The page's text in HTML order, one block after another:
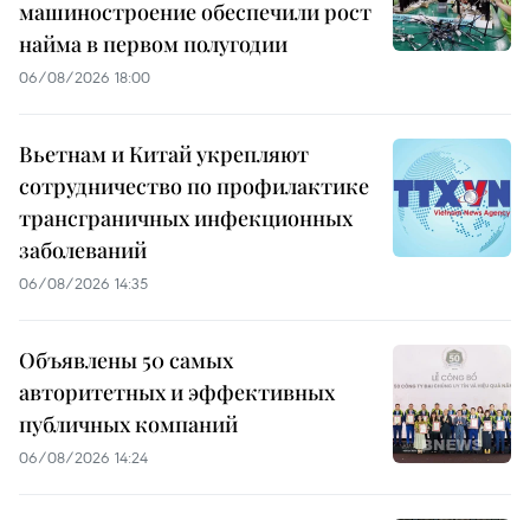
машиностроение обеспечили рост
найма в первом полугодии
06/08/2026 18:00
Вьетнам и Китай укрепляют
сотрудничество по профилактике
трансграничных инфекционных
заболеваний
06/08/2026 14:35
Объявлены 50 самых
авторитетных и эффективных
публичных компаний
06/08/2026 14:24